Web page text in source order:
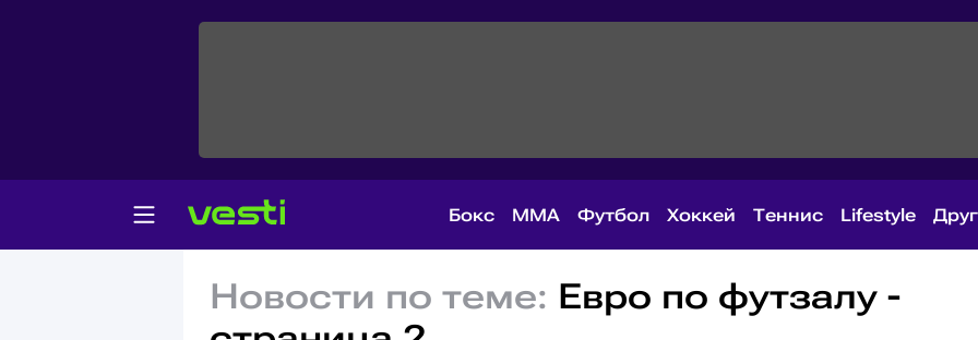
Бокс MMA Футбол Хоккей Теннис Lifestyle
Новости по теме: Евро по футзалу -